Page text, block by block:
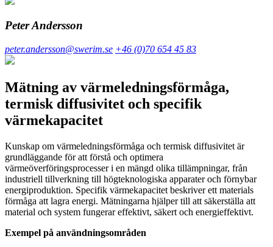
Peter Andersson
peter.andersson@swerim.se +46 (0)70 654 45 83
Mätning av värmeledningsförmåga,
termisk diffusivitet och specifik
värmekapacitet
Kunskap om värmeledningsförmåga och termisk diffusivitet är
grundläggande för att förstå och optimera
värmeöverföringsprocesser i en mängd olika tillämpningar, från
industriell tillverkning till högteknologiska apparater och förnybar
energiproduktion. Specifik värmekapacitet beskriver ett materials
förmåga att lagra energi. Mätningarna hjälper till att säkerställa att
material och system fungerar effektivt, säkert och energieffektivt.
Exempel på användningsområden